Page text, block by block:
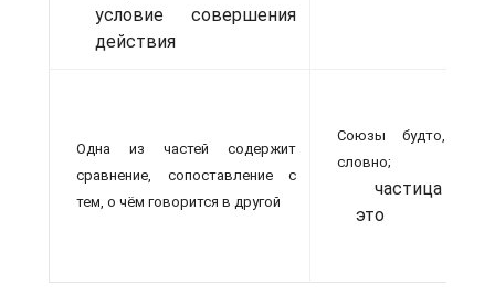
условие совершения
действия
Одна из частей содержит
сравнение, сопоставление с
тем, о чём говорится в другой
Союзы будто,
словно;
частица
это